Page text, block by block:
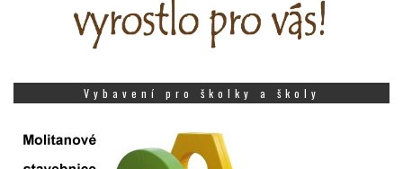
Vybavení pro školky a školy